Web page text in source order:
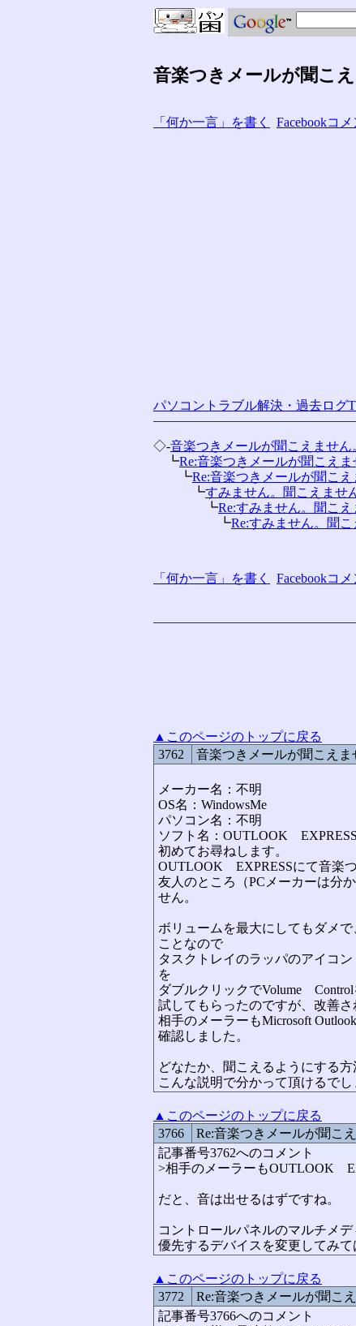
音楽つきメールが聞こえ
「何か一言」を書く Facebookコ
パソコントラブル解決・過去ログ
◇-音楽つきメールが聞こえません
┗Re:音楽つきメールが聞こえま
┗Re:音楽つきメールが聞こえ
┗すみません。聞こえませ
┗Re:すみません。聞こえ
┗Re:すみません。聞こ
「何か一言」を書く Facebookコ
▲このページのトップに戻る
3762
音楽つきメールが聞こえま
メーカー名：不明
OS名：WindowsMe
パソコン名：不明
ソフト名：OUTLOOK EXPRESS
初めてお尋ねします。
OUTLOOK EXPRESSにて音楽
友人のところ（PCメーカーは分
せん。
ボリュームを最大にしてもダメ
ことなので
タスクトレイのラッパのアイコ
を
ダブルクリックでVolume
試してもらったのですが、改善さ
相手のメーラーもMicrosoft
確認しました。
どなたか、聞こえるようにする
こんな説明で分かって頂けるでし
▲このページのトップに戻る
3766
Re:音楽つきメールが聞こえ
記事番号3762へのコメント
>相手のメーラーもOUTLOOK
だと、音は出せるはずですね。
コントロールパネルのマルチメ
優先するデバイスを変更してみ
▲このページのトップに戻る
3772
Re:音楽つきメールが聞こえ
記事番号3766へのコメント